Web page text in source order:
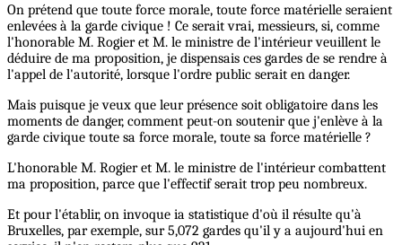
On prétend que toute force morale, toute force matérielle seraient
enlevées à la garde civique ! Ce serait vrai, messieurs, si, comme
l'honorable M. Rogier et M. le ministre de l'intérieur veuillent le
déduire de ma proposition, je dispensais ces gardes de se rendre à
l'appel de l'autorité, lorsque l'ordre public serait en danger.
Mais puisque je veux que leur présence soit obligatoire dans les
moments de danger, comment peut-on soutenir que j'enlève à la
garde civique toute sa force morale, toute sa force matérielle ?
L'honorable M. Rogier et M. le ministre de l'intérieur combattent
ma proposition, parce que l'effectif serait trop peu nombreux.
Et pour l'établir, on invoque ia statistique d'où il résulte qu'à
Bruxelles, par exemple, sur 5,072 gardes qu'il y a aujourd'hui en